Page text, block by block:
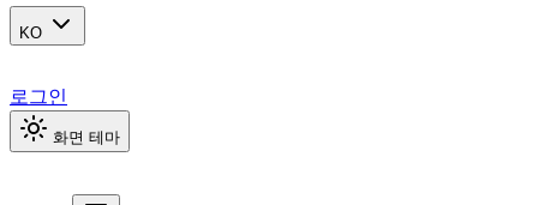
KO
로그인
화면 테마